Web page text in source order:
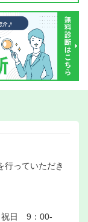
行っていただき
祝日 9：00-